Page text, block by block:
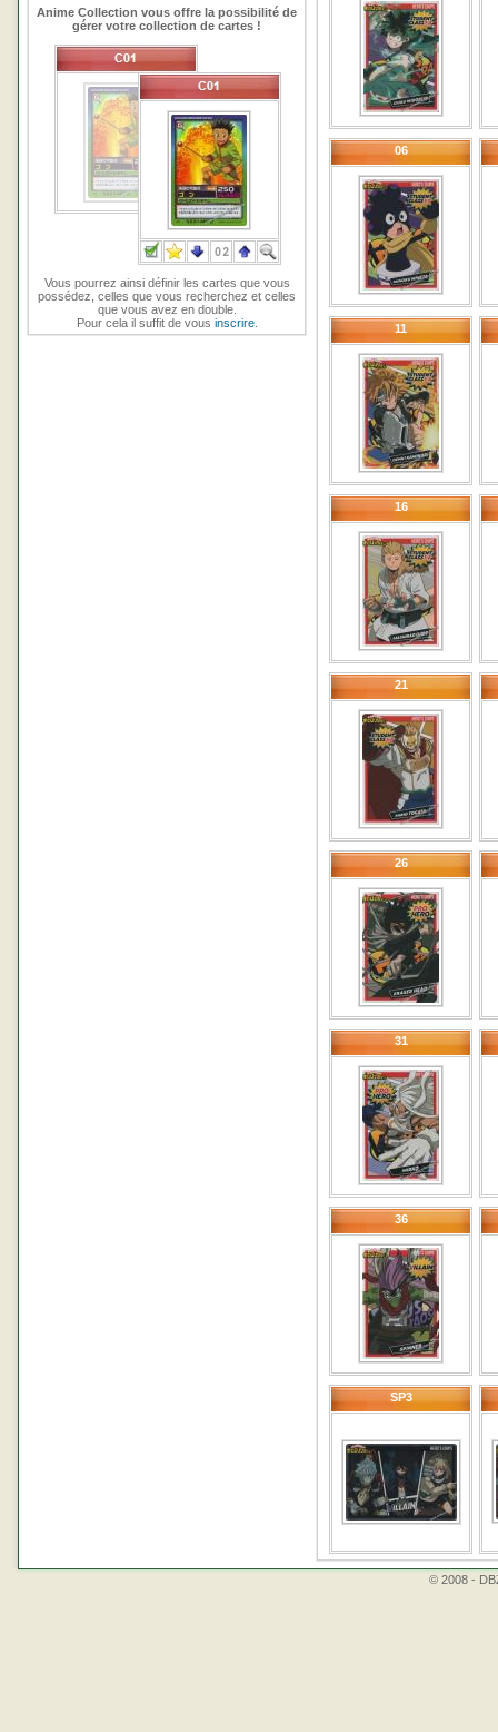
Anime Collection vous offre la possibilité de
gérer votre collection de cartes !
Vous pourrez ainsi définir les cartes que vous
possédez, celles que vous recherchez et celles
que vous avez en double.
Pour cela il suffit de vous inscrire.
06
11
16
21
26
31
36
SP3
© 2008 -